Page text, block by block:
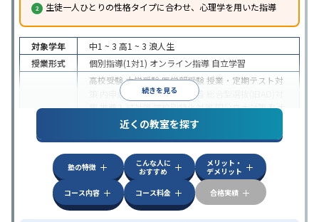
生徒一人ひとりの性格タイプに合わせ、心理学を用いた指導
続きを見る
対象学年 中1 ~ 3 高1 ~ 3 浪人生
授業形式
個別指導(1対1) オンライン指導 自立学習
高校受験大学受験医学部受験 授業・定期テスト対
内申点対策学習習慣の定着
策推薦入試対策学校別特化対策国公立大対策私大
共通テスト対策英検(英語検定)対策
その
特徴
中高一貫校生に対応授業の振替可能 不登校生に対
学習にPC・タブレットを利用オンライン対応
科目から受講可能季節講習のみの受講可発達障害
の子どもに対応
近くの教室を探す
塾の特徴
こんな人に
おすすめ
メリット・
デメリット
コース内容
コース料金 合格実績